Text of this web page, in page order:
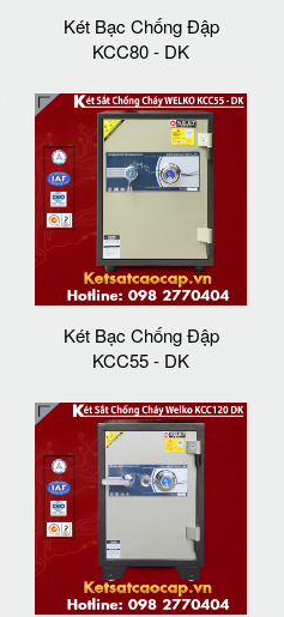
Két Bạc Chống Đập
KCC80 - DK
Két Bạc Chống Đập
KCC55 - DK